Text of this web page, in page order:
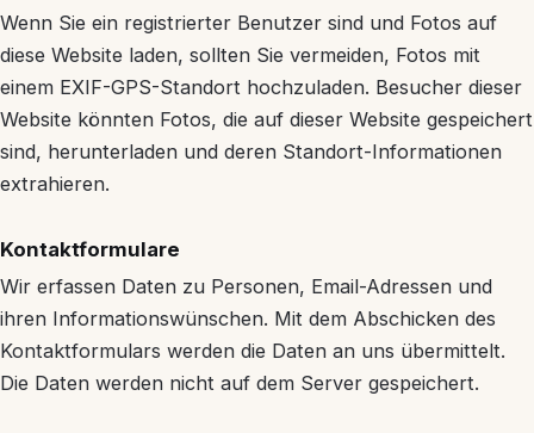
Wenn Sie ein registrierter Benutzer sind und Fotos auf
diese Website laden, sollten Sie vermeiden, Fotos mit
einem EXIF-GPS-Standort hochzuladen. Besucher dieser
Website könnten Fotos, die auf dieser Website gespeichert
sind, herunterladen und deren Standort-Informationen
extrahieren.
Kontaktformulare
Wir erfassen Daten zu Personen, Email-Adressen und
ihren Informationswünschen. Mit dem Abschicken des
Kontaktformulars werden die Daten an uns übermittelt.
Die Daten werden nicht auf dem Server gespeichert.